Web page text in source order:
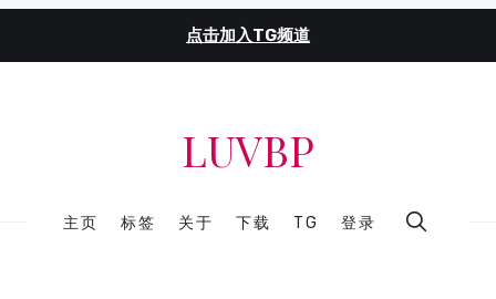
点击加入TG频道
LUVBP
主页 标签 关于 下载 TG 登录